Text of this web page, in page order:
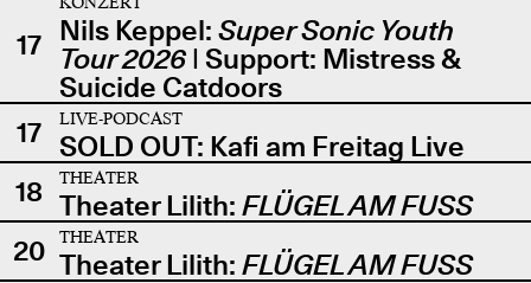
17 Nils Keppel: Super Sonic Youth
Tour 2026| Support: Mistress &
Suicide Catdoors
17
LIVE-PODCAST
SOLD OUT: Kafi am Freitag Live
18
THEATER
Theater Lilith: FLÜGEL AM FUSS
20
THEATER
Theater Lilith: FLÜGEL AM FUSS